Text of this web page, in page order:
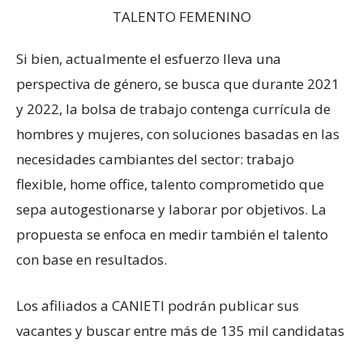
Si bien, actualmente el esfuerzo lleva una
perspectiva de género, se busca que durante 2021
y 2022, la bolsa de trabajo contenga currícula de
hombres y mujeres, con soluciones basadas en las
necesidades cambiantes del sector: trabajo
flexible, home office, talento comprometido que
sepa autogestionarse y laborar por objetivos. La
propuesta se enfoca en medir también el talento
con base en resultados.
Los afiliados a CANIETI podrán publicar sus
vacantes y buscar entre más de 135 mil candidatas